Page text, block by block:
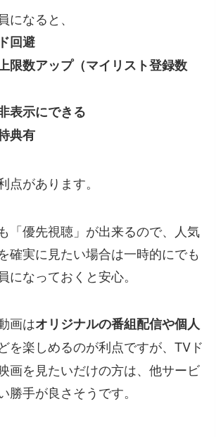
になると、
回避
限数アップ（マイリスト登録数
表示にできる
典有
点があります。
「優先視聴」が出来るので、人気
確実に見たい場合は一時的にでも
になっておくと安心。
画はオリジナルの番組配信や個人
を楽しめるのが利点ですが、TVド
画を見たいだけの方は、他サービ
勝手が良さそうです。